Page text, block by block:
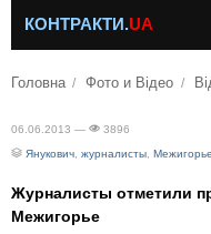
КОНТРАКТИ.UA
Головна Фото и Відео
06.06.2013 —
3896
Янукович журналисты Межигорье
Журналисты отметили
Межигорье